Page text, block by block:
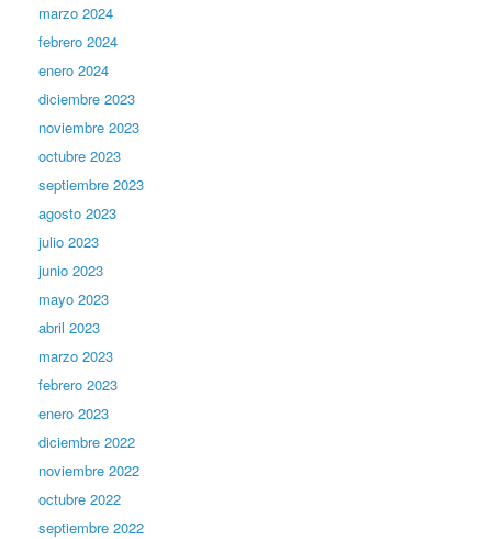
marzo 2024
febrero 2024
enero 2024
diciembre 2023
noviembre 2023
octubre 2023
septiembre 2023
agosto 2023
julio 2023
junio 2023
mayo 2023
abril 2023
marzo 2023
febrero 2023
enero 2023
diciembre 2022
noviembre 2022
octubre 2022
septiembre 2022